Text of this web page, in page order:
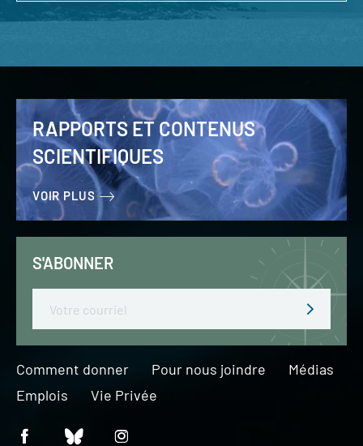
RAPPORTS ET CONTENUS
SCIENTIFIQUES
VOIR PLUS
S'ABONNER
Comment donner Pour nous joindre
Médias
Emplois
Vie Privée